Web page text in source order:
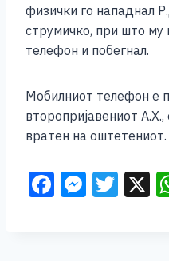
физички го нападнал
струмичко, при што му
телефон и побегнал.
Мобилниот телефон е
второпријавениот
вратен на оштетениот.
F M T X